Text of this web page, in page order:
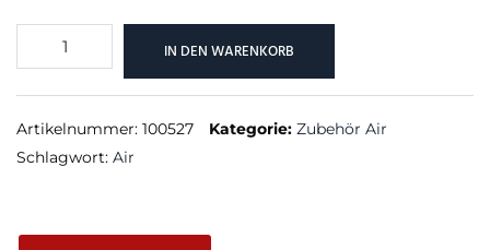
Wallbox
11kW
16A
Air
Menge
IN DEN WARENKORB
Artikelnummer: 100527 Kategorie: Zubehör Air
Schlagwort: Air